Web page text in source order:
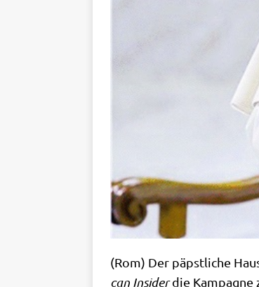
(Rom) Der päpst­li­che
can Insi­derdie Kam­pa­gne